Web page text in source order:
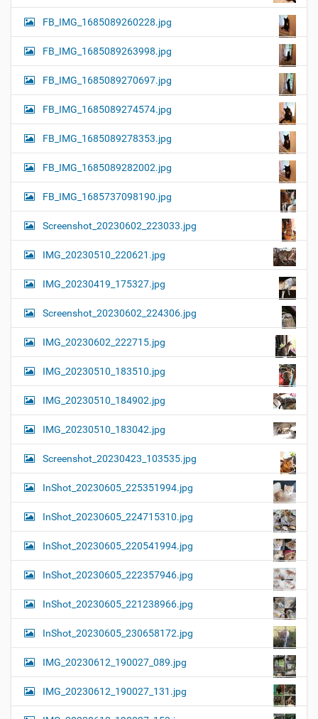
FB_IMG_1685089260228.jpg
FB_IMG_1685089263998.jpg
FB_IMG_1685089270697.jpg
FB_IMG_1685089274574.jpg
FB_IMG_1685089278353.jpg
FB_IMG_1685089282002.jpg
FB_IMG_1685737098190.jpg
Screenshot_20230602_223033.jpg
IMG_20230510_220621.jpg
IMG_20230419_175327.jpg
Screenshot_20230602_224306.jpg
IMG_20230602_222715.jpg
IMG_20230510_183510.jpg
IMG_20230510_184902.jpg
IMG_20230510_183042.jpg
Screenshot_20230423_103535.jpg
InShot_20230605_225351994.jpg
InShot_20230605_224715310.jpg
InShot_20230605_220541994.jpg
InShot_20230605_222357946.jpg
InShot_20230605_221238966.jpg
InShot_20230605_230658172.jpg
IMG_20230612_190027_089.jpg
IMG_20230612_190027_131.jpg